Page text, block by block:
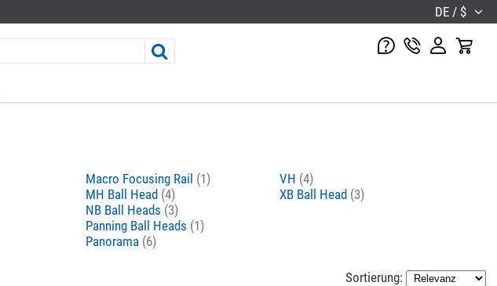
DE / $
Macro Focusing Rail (1)
MH Ball Head (4)
NB Ball Heads (3)
Panning Ball Heads (1)
Panorama (6)
VH (4)
XB Ball Head (3)
Sortierung: